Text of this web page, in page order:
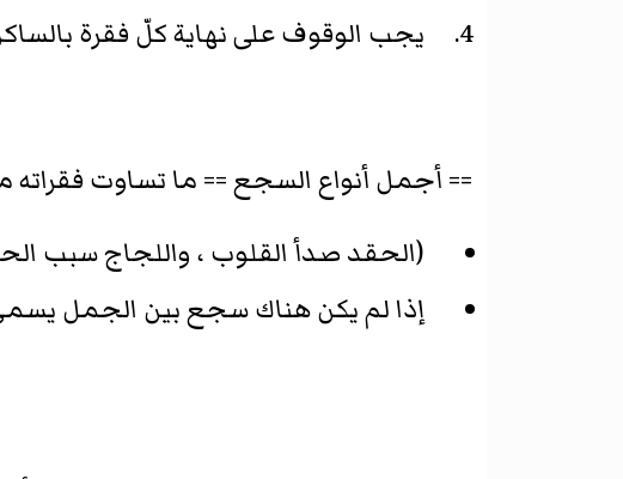
يجب الوقوف على نهاية كلّ فقرة
== أجمل أنواع السجع == ما تساوت فقراته
(الحقد صدأ القلوب ، واللجاج سبب
إذا لم يكن هناك سجع بين الجمل